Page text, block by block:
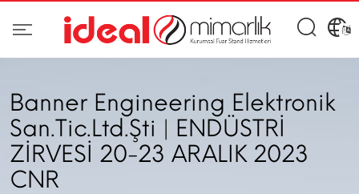
Banner Engineering Elektronik
San.Tic.Ltd.Şti | ENDÜSTRİ
ZİRVESİ 20-23 ARALIK 2023
CNR